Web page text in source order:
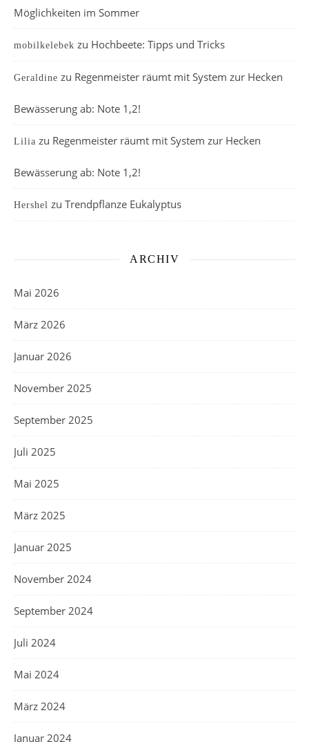
Möglichkeiten im Sommer
mobilkelebek zu Hochbeete: Tipps und Tricks
Geraldine zu Regenmeister räumt mit System zur Hecken
Bewässerung ab: Note 1,2!
Lilia zu Regenmeister räumt mit System zur Hecken
Bewässerung ab: Note 1,2!
Hershel zu Trendpflanze Eukalyptus
ARCHIV
Mai 2026
März 2026
Januar 2026
November 2025
September 2025
Juli 2025
Mai 2025
März 2025
Januar 2025
November 2024
September 2024
Juli 2024
Mai 2024
März 2024
Januar 2024